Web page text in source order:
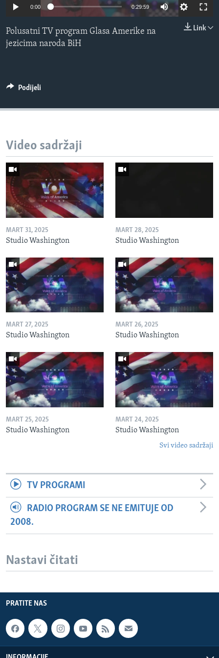
MAGAZIN
O GLASU AMERIKE
0:00 0:29:59
Link
Polusatni TV program Glasa Amerike na
jezicima naroda BiH
Podijeli
Video sadržaji
MART 31, 2025
Studio Washington
MART 28, 2025
Studio Washington
MART 27, 2025
Studio Washington
MART 26, 2025
Studio Washington
MART 25, 2025
Studio Washington
MART 24, 2025
Studio Washington
Svi video sadržaji
TV PROGRAMI
RADIO PROGRAM SE NE EMITUJE OD
2008.
Nastavi čitati
PRATITE NAS